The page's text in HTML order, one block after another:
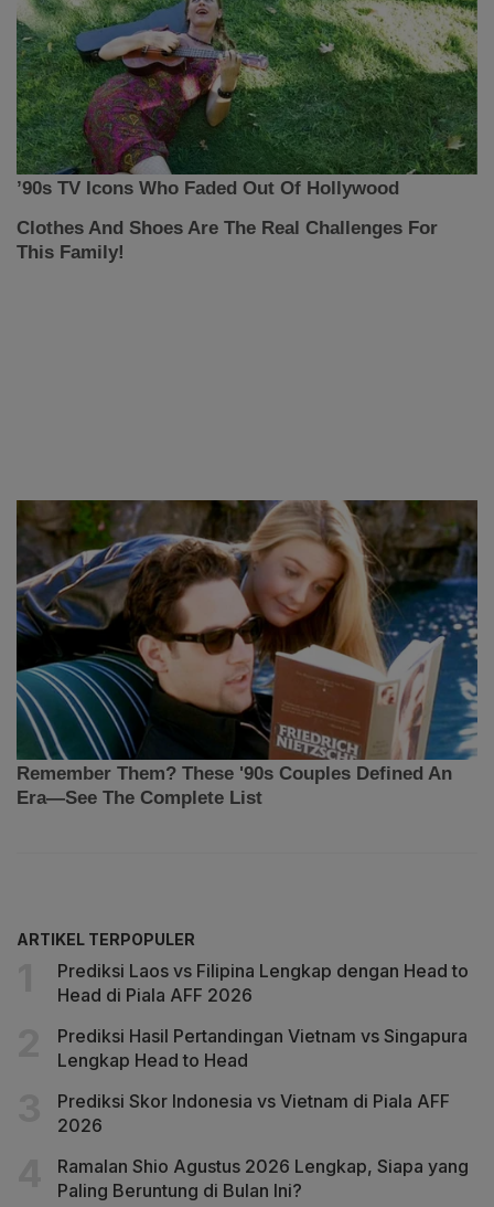
ARTIKEL TERPOPULER
Prediksi Laos vs Filipina Lengkap dengan Head to
Head di Piala AFF 2026
Prediksi Hasil Pertandingan Vietnam vs Singapura
Lengkap Head to Head
Prediksi Skor Indonesia vs Vietnam di Piala AFF
2026
Ramalan Shio Agustus 2026 Lengkap, Siapa yang
Paling Beruntung di Bulan Ini?